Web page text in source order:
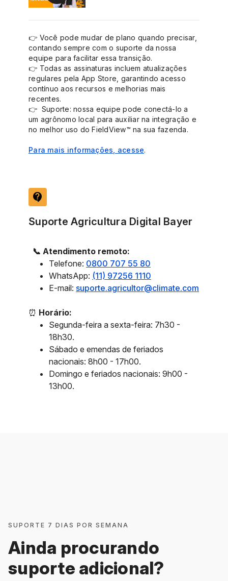
👉 Você pode mudar de plano quando precisar,
contando sempre com o suporte da nossa
equipe para facilitar essa transição.
👉 Todas as assinaturas incluem atualizações
regulares pela App Store, garantindo acesso
contínuo aos recursos e melhorias mais
recentes.
👉 Suporte: nossa equipe pode conectá-lo a
um agrônomo local para auxiliar na integração e
no melhor uso do FieldView™ na sua fazenda.
Para mais informações, acesse.
contact_support
Suporte Agricultura Digital Bayer
📞 Atendimento remoto:
Telefone: 0800 707 55 80
WhatsApp: (11) 97256 1110
E-mail: suporte.agricultor@climate.com
⏰ Horário:
Segunda-feira a sexta-feira: 7h30 -
18h30.
Sábado e emendas de feriados
nacionais: 8h00 - 17h00.
Domingo e feriados nacionais: 9h00 -
13h00.
SUPORTE 7 DIAS POR SEMANA
Ainda procurando
suporte adicional?